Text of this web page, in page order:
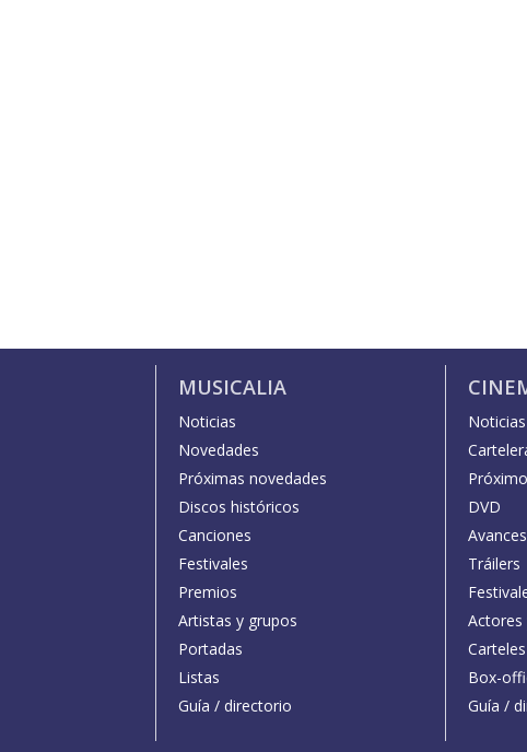
MUSICALIA
Noticias
Novedades
Próximas novedades
Discos históricos
Canciones
Festivales
Premios
Artistas y grupos
Portadas
Listas
Guía / directorio
Noticias
DVD
Avances
Tráilers
Actores
Carteles
Box-
Guía /